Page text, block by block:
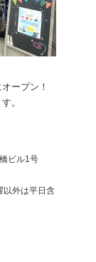
ープン！
。
ビル1号
以外は平日含